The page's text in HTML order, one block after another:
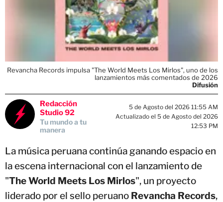
Revancha Records impulsa "The World Meets Los Mirlos", uno de los
lanzamientos más comentados de 2026
Difusión
Redacción
Studio 92
Tu mundo a tu
manera
5 de Agosto del 2026 11:55 AM
Actualizado el 5 de Agosto del 2026
12:53 PM
La música peruana continúa ganando espacio en
la escena internacional con el lanzamiento de
"The World Meets Los Mirlos", un proyecto
liderado por el sello peruano Revancha Records,